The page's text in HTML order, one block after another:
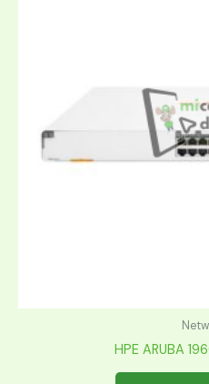
HPE ARUBA